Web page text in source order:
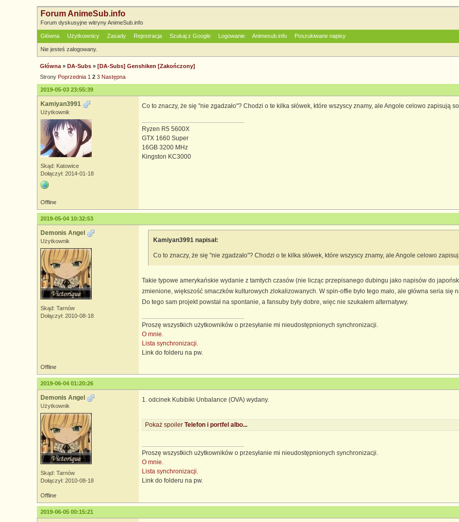
Forum AnimeSub.info
Forum dyskusyjne witryny AnimeSub.info
Główna Użytkownicy Zasady Rejestracja Szukaj z Google Logowanie Animesub.info Poszukiwane napisy
Nie jesteś zalogowany.
Główna » DA-Subs » [DA-Subs] Genshiken [Zakończony]
Strony Poprzednia 1 2 3 Następna
2019-05-03 23:55:39
Kamiyan3991
Użytkownik
Skąd: Katowice
Dołączył: 2014-01-18
Co to znaczy, że się "nie zgadzało"? Chodzi o te kilka słówek, które wszyscy znamy, ale Angole celowo zapisują
Ryzen R5 5600X
GTX 1660 Super
16GB 3200 MHz
Kingston KC3000
Offline
2019-05-04 10:32:53
Demonis Angel
Użytkownik
Skąd: Tarnów
Dołączył: 2010-08-18
Kamiyan3991 napisał:
Co to znaczy, że się "nie zgadzało"? Chodzi o te kilka słówek, które wszyscy znamy, ale Angole celowo
Takie typowe amerykańskie wydanie z tamtych czasów (nie licząc przepisanego dubingu jako napisów do
zmienione, większość smaczków kulturowych zlokalizowanych. W spin-offie było tego mało, ale główna seria się
Do tego sam projekt powstał na spontanie, a fansuby były dobre, więc nie szukałem alternatywy.
Proszę wszystkich użytkowników o przesyłanie mi nieudostępnionych synchronizacji.
O mnie.
Lista synchronizacji.
Link do folderu na pw.
Offline
2019-06-04 01:20:26
Demonis Angel
Użytkownik
Skąd: Tarnów
Dołączył: 2010-08-18
1. odcinek Kubibiki Unbalance (OVA) wydany.
Pokaż spoiler Telefon i portfel albo...
Proszę wszystkich użytkowników o przesyłanie mi nieudostępnionych synchronizacji.
O mnie.
Lista synchronizacji.
Link do folderu na pw.
Offline
2019-06-05 00:15:21